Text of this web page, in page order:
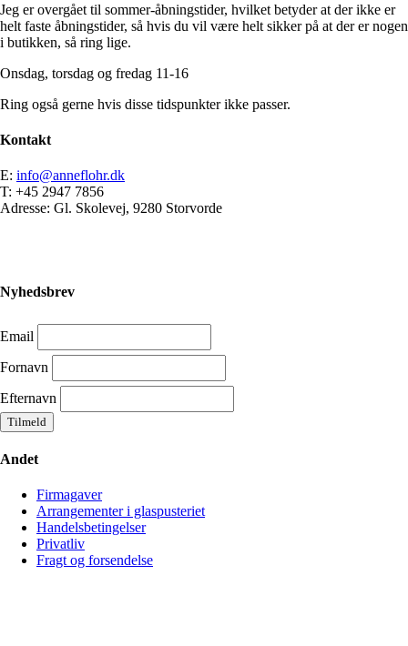
Jeg er overgået til sommer-åbningstider, hvilket betyder at der ikke er
helt faste åbningstider, så hvis du vil være helt sikker på at der er nogen
i butikken, så ring lige.
Onsdag, torsdag og fredag 11-16
Ring også gerne hvis disse tidspunkter ikke passer.
Kontakt
E: info@anneflohr.dk
T: +45 2947 7856
Adresse: Gl. Skolevej, 9280 Storvorde
Nyhedsbrev
Email
Fornavn
Efternavn
Andet
Firmagaver
Arrangementer i glaspusteriet
Handelsbetingelser
Privatliv
Fragt og forsendelse